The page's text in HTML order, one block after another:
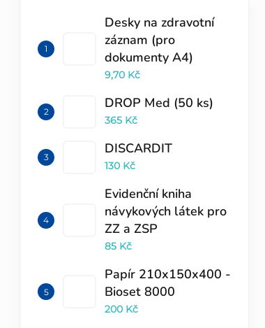
Desky na zdravotní
záznam (pro
dokumenty A4)
9,70 Kč
DROP Med (50 ks)
365 Kč
DISCARDIT
130 Kč
Evidenční kniha
návykových látek pro
ZZ a ZSP
85 Kč
Papír 210x150x400 -
Bioset 8000
200 Kč